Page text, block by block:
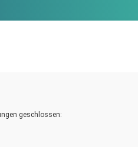
geschlossen: